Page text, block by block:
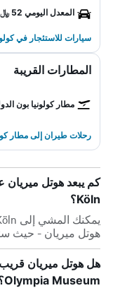
المعدل اليومي 52 ﷼
سيارات للاستئجار في
المطارات القريبة
مطار كولونيا بون
رحلات طيران إلى مطار
Köln؟
هوتل ميريان - حيث
Olympia Museum؟